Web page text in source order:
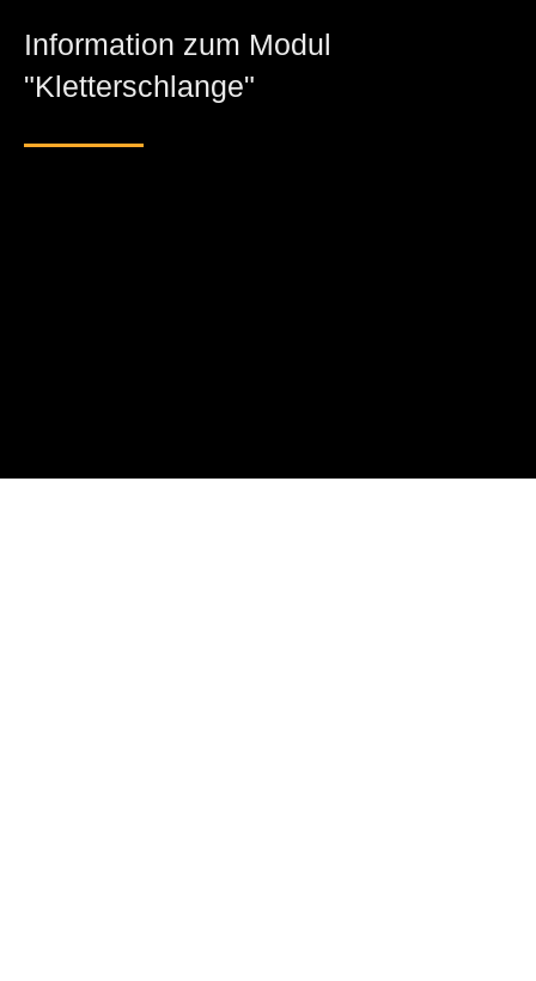
Information zum Modul
"Kletterschlange"